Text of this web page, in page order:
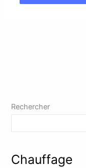
Rechercher
Chauffage